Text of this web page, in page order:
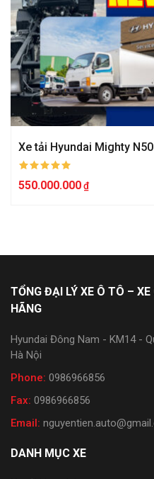
Xe tải Hyundai Mighty
550.000.000
TỔNG ĐẠI LÝ XE Ô TÔ –
HÃNG
Hyundai Đông Nam - KM14 -
Hà Nội
Phone: 0986966856
Fax: 0986966856
Email:
DANH MỤC XE